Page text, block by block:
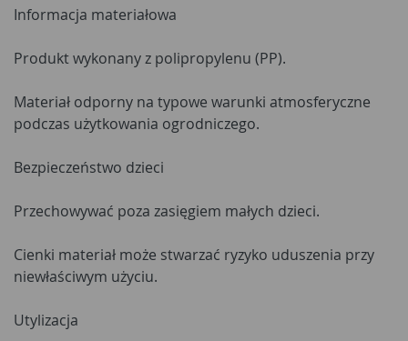
Informacja materiałowa
Produkt wykonany z polipropylenu (PP).
Materiał odporny na typowe warunki atmosferyczne
podczas użytkowania ogrodniczego.
Bezpieczeństwo dzieci
Przechowywać poza zasięgiem małych dzieci.
Cienki materiał może stwarzać ryzyko uduszenia przy
niewłaściwym użyciu.
Utylizacja